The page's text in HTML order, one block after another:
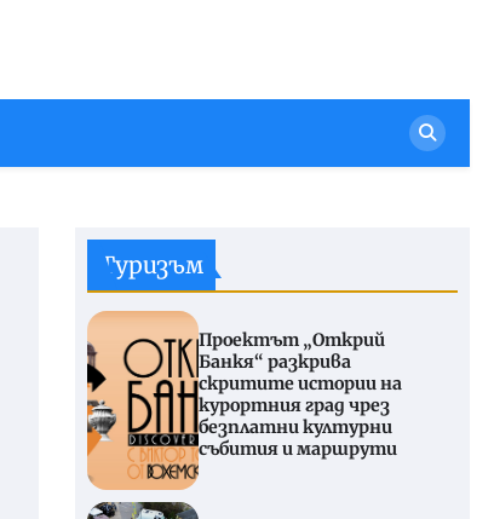
Туризъм
Проектът „Открий
Банкя“ разкрива
скритите истории на
курортния град чрез
безплатни културни
събития и маршрути